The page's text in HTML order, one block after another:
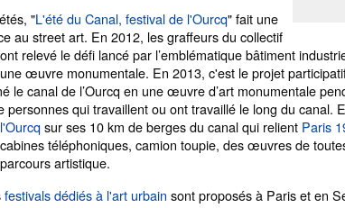
"L'été du Canal, festival de l'Ourcq" fait une
au street art. En 2012, les graffeurs du collectif
relevé le défi lancé par l’emblématique bâtiment
œuvre monumentale. En 2013, c'est le projet
le canal de l’Ourcq en une œuvre d’art monumentale
personnes qui travaillent ou ont travaillé le long du canal.
sur ses 10 km de berges du canal qui relient Paris
téléphoniques, camion toupie, des œuvres de
artistique.
festivals dédiés à l'art urbain sont proposés à Paris et en